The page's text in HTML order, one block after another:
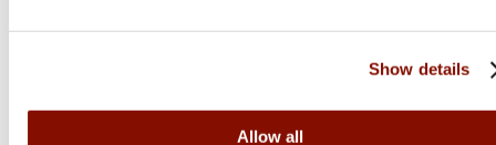
Show details
Allow all